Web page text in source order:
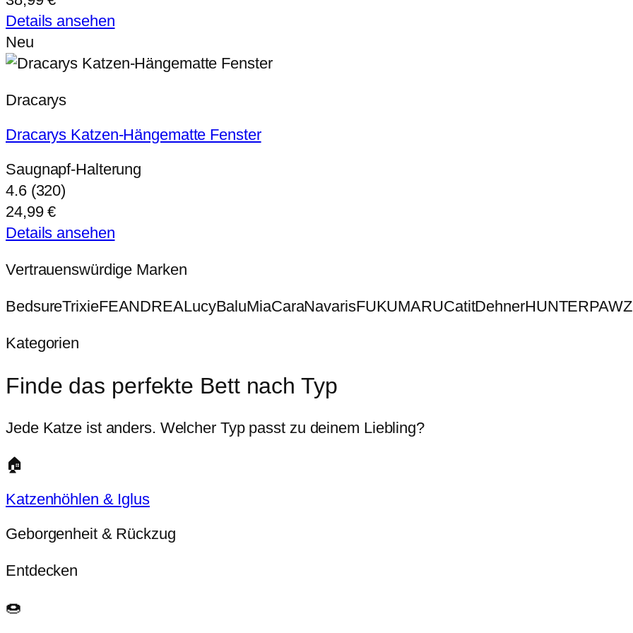
Details ansehen
Neu
Dracarys
Dracarys Katzen-Hängematte Fenster
Saugnapf-Halterung
4.6 (320)
24,99 €
Details ansehen
Vertrauenswürdige Marken
BedsureTrixieFEANDREALucyBaluMiaCaraNavarisFUKUMARUCatitDehnerHUNTER
Kategorien
Finde das perfekte Bett nach Typ
Jede Katze ist anders. Welcher Typ passt zu deinem Liebling?
🏠
Katzenhöhlen & Iglus
Geborgenheit & Rückzug
Entdecken
🍩